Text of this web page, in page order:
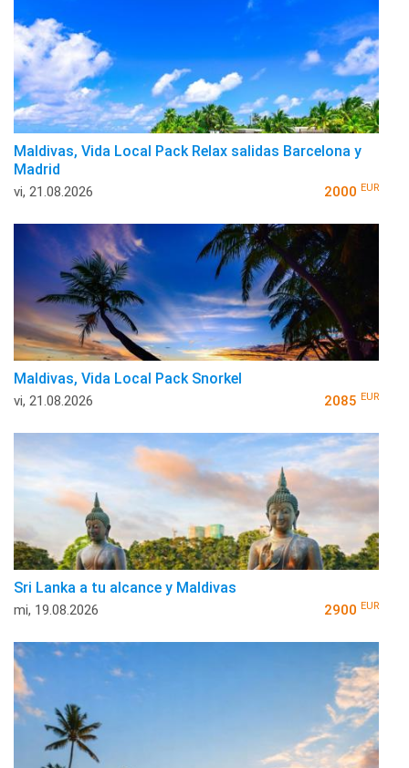
Maldivas, Vida Local Pack Relax salidas Barcelona y
Madrid
vi, 21.08.2026 2000 EUR
Maldivas, Vida Local Pack Snorkel
vi, 21.08.2026 2085 EUR
Sri Lanka a tu alcance y Maldivas
mi, 19.08.2026 2900 EUR